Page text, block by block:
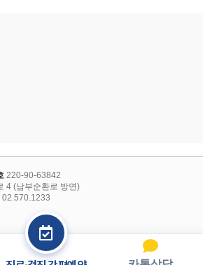
220-90-63842
4 (남부순환로 방면)
02.570.1233